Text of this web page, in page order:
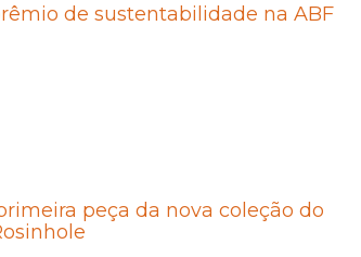
de sustentabilidade na ABF
peça da nova coleção do